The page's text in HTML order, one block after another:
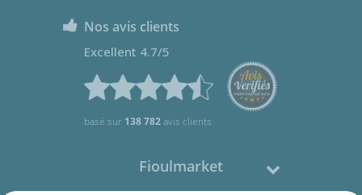
Nos avis clients
Excellent 4.7/5
basé sur 138 782avis clients
Fioulmarket